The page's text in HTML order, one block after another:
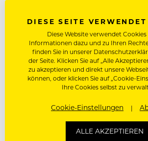
Vergünstigungen auf
Konsumation, Urlaube
Parkplatz
Mitarbeiterevents
Weiterbildungsprogramm
DIESE SEITE
Diese Website verwendet
Informationen dazu und zu Ihren
finden Sie in unserer
der Seite. Klicken Sie auf „Alle
zu akzeptieren und direkt unsere
können, oder klicken Sie auf „Cookie-
Ihre Cookies selbst zu
Cookie-Einstellungen
ALLE AKZEPTIEREN